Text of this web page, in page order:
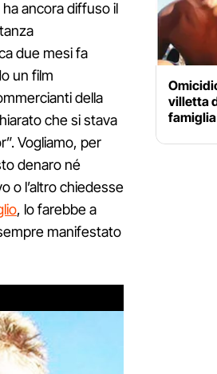
ancora diffuso il
due mesi fa
un film
della
che si stava
Vogliamo, per
denaro né
o l’altro chiedesse
, lo farebbe a
manifestato
villetta